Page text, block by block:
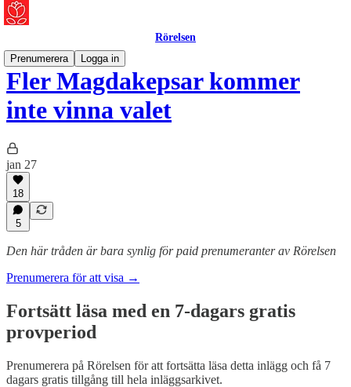
Rörelsen
Prenumerera
Logga in
Fler Magdakepsar kommer
inte vinna valet
jan 27
18
5
Den här tråden är bara synlig för paid prenumeranter av Rörelsen
Prenumerera för att visa →
Fortsätt läsa med en 7-dagars gratis
provperiod
Prenumerera på Rörelsen för att fortsätta läsa detta inlägg och få 7
dagars gratis tillgång till hela inläggsarkivet.